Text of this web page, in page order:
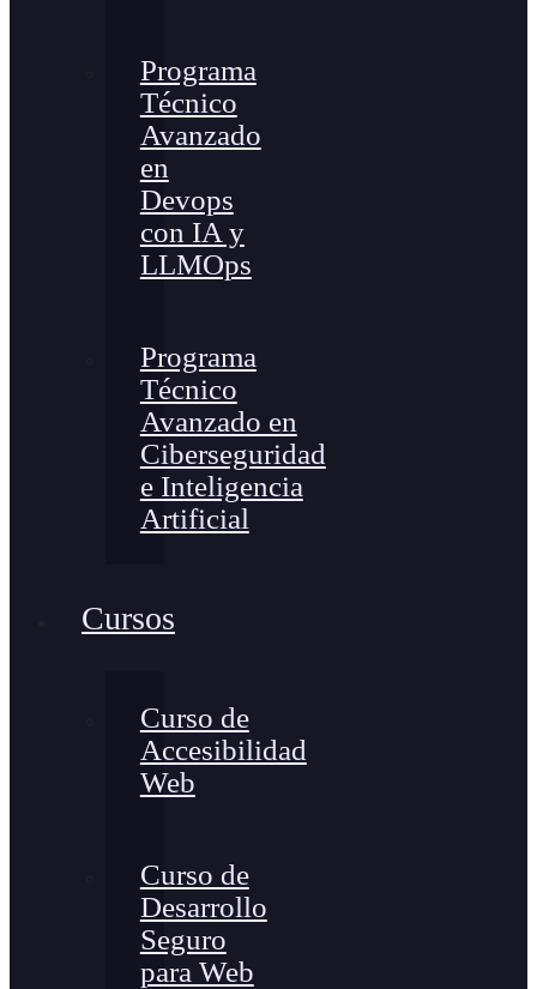
Programa
Técnico
Avanzado
en
Devops
con IA y
LLMOps
Programa
Técnico
Avanzado en
Ciberseguridad
e Inteligencia
Artificial
Cursos
Curso de
Accesibilidad
Web
Curso de
Desarrollo
Seguro
para Web